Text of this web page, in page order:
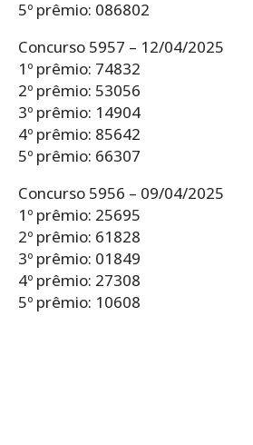
5º prêmio: 086802
Concurso 5957 – 12/04/2025
1º prêmio: 74832
2º prêmio: 53056
3º prêmio: 14904
4º prêmio: 85642
5º prêmio: 66307
Concurso 5956 – 09/04/2025
1º prêmio: 25695
2º prêmio: 61828
3º prêmio: 01849
4º prêmio: 27308
5º prêmio: 10608